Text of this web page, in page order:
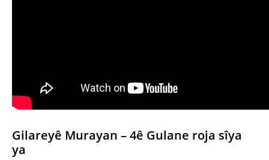
Gilareyê Murayan – 4ê Gulane roja sîya
ya